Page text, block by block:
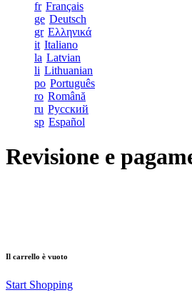
fr Français
ge Deutsch
gr Ελληνικά
it Italiano
la Latvian
li Lithuanian
po Português
ro Română
ru Русский
sp Español
Revisione e
Il carrello è vuoto
Start Shopping